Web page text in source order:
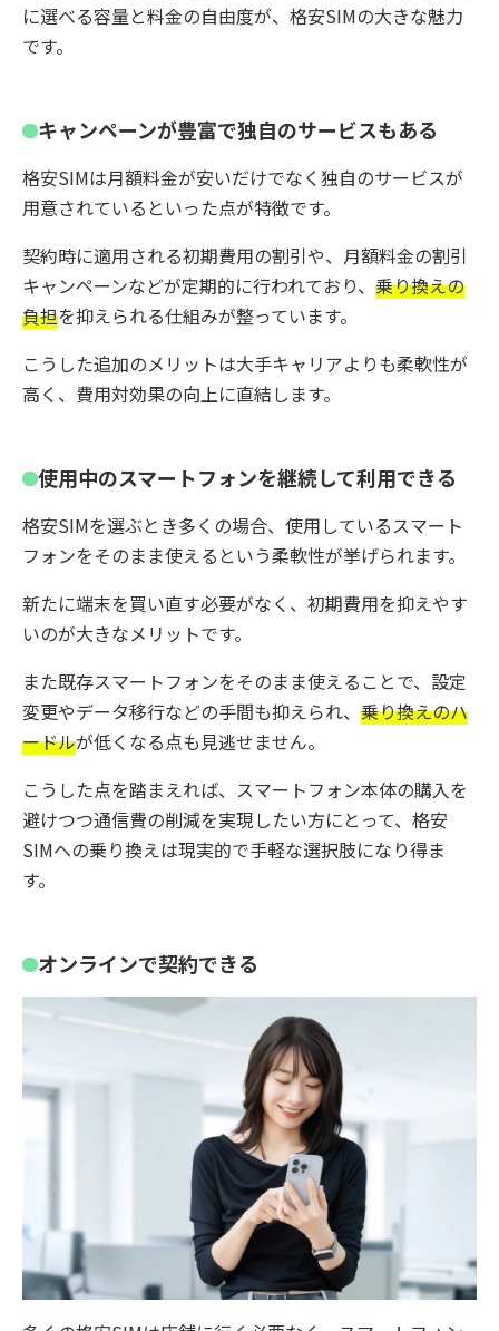
に選べる容量と料金の自由度が、格安SIMの大きな魅力
です。
キャンペーンが豊富で独自のサービスもある
格安SIMは月額料金が安いだけでなく独自のサービスが
用意されているといった点が特徴です。
契約時に適用される初期費用の割引や、月額料金の割引
キャンペーンなどが定期的に行われており、 乗り換えの
負担を抑えられる仕組みが整っています。
こうした追加のメリットは大手キャリアよりも柔軟性が
高く、費用対効果の向上に直結します。
使用中のスマートフォンを継続して利用できる
格安SIMを選ぶとき多くの場合、使用しているスマート
フォンをそのまま使えるという柔軟性が挙げられます。
新たに端末を買い直す必要がなく、初期費用を抑えやす
いのが大きなメリットです。
また既存スマートフォンをそのまま使えることで、設定
変更やデータ移行などの手間も抑えられ、 乗り換えのハ
ードルが低くなる点も見逃せません。
こうした点を踏まえれば、スマートフォン本体の購入を
避けつつ通信費の削減を実現したい方にとって、格安
SIMへの乗り換えは現実的で手軽な選択肢になり得ま
す。
オンラインで契約できる